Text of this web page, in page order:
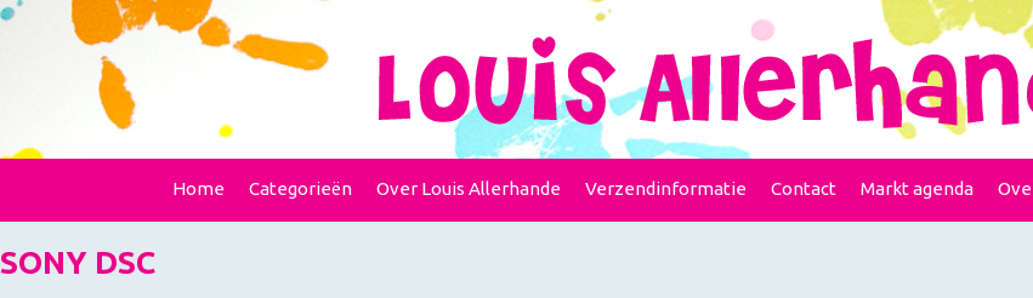
Home Categorieën Over Louis Allerhande Verzendinformatie Contact Markt agenda
SONY DSC